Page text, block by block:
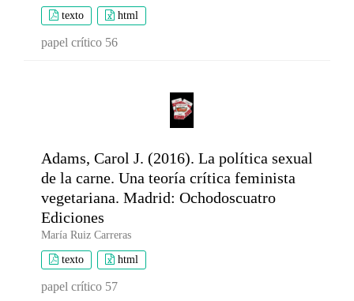
texto html
papel crítico 56
Adams, Carol J. (2016). La política sexual
de la carne. Una teoría crítica feminista
vegetariana. Madrid: Ochodoscuatro
Ediciones
María Ruiz Carreras
texto html
papel crítico 57